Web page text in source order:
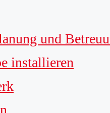
und
installieren